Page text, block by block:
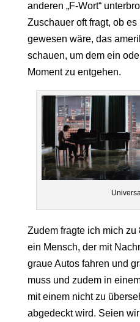
anderen „F-Wort“
Zuschauer oft fragt, ob
gewesen wäre, das
schauen, um dem ein
Moment zu entgehen.
Zudem fragte ich mich
ein Mensch, der mit
graue Autos fahren und
muss und zudem in
mit einem nicht zu
abgedeckt wird. Seien